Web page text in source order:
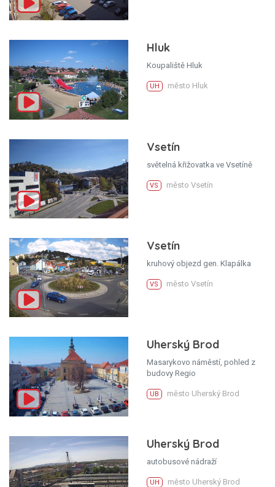
Hluk
Koupaliště Hluk
UH město Hluk
Vsetín
světelná křižovatka ve Vsetíně
VS město Vsetín
Vsetín
kruhový objezd gen. Klapálka
VS město Vsetín
Uherský Brod
Masarykovo náměstí, pohled z
budovy Regio
UB město Uherský Brod
Uherský Brod
autobusové nádraží
UH město Uherský Brod